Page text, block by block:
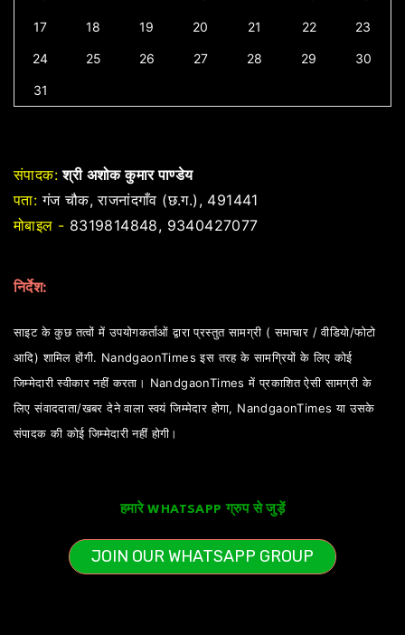
17 18 19 20 21 22 23
24 25 26 27 28 29 30
31
संपादक: श्री अशोक कुमार पाण्डेय
पता: गंज चौक, राजनांदगाँव (छ.ग.), 491441
मोबाइल - 8319814848, 9340427077
निर्देश:
साइट के कुछ तत्वों में उपयोगकर्ताओं द्वारा प्रस्तुत सामग्री ( समाचार / वीडियो/फोटो
आदि) शामिल होंगी. NandgaonTimes इस तरह के सामग्रियों के लिए कोई
जिम्मेदारी स्वीकार नहीं करता। NandgaonTimes में प्रकाशित ऐसी सामग्री के
लिए संवाददाता/खबर देने वाला स्वयं जिम्मेदार होगा, NandgaonTimes या उसके
संपादक की कोई जिम्मेदारी नहीं होगी।
हमारे WHATSAPP ग्रुप से जुड़ें
JOIN OUR WHATSAPP GROUP